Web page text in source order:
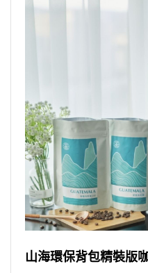
山海環保背包精裝版